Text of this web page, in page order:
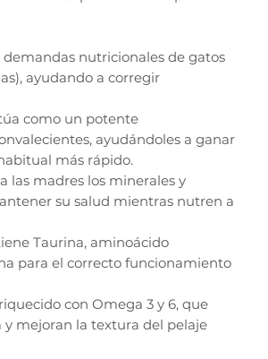
nutricionales de gatos
ayudando a corregir
como un potente
ayudándoles a ganar
más rápido.
las madres los minerales y
su salud mientras nutren a
Taurina, aminoácido
para el correcto funcionamiento
con Omega 3 y 6, que
mejoran la textura del pelaje